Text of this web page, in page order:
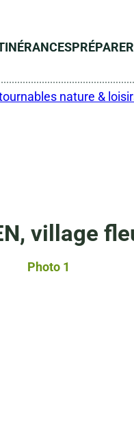
nature &
village
Photo 1, © Droits